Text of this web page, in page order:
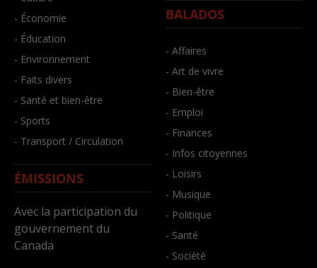
- Économie
- Éducation
- Environnement
- Faits divers
- Santé et bien-être
- Sports
- Transport / Circulation
ÉMISSIONS
Avec la participation du
gouvernement du
Canada
BALADOS
- Affaires
- Art de vivre
- Bien-être
- Emploi
- Finances
- Infos citoyennes
- Loisirs
- Musique
- Politique
- Santé
- Société